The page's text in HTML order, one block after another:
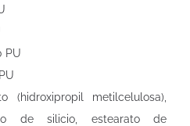
PU
(hidroxipropil metilcelulosa),
de silicio, estearato de